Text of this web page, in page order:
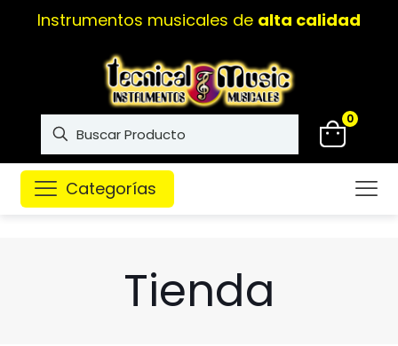
Instrumentos musicales de alta calidad
0
Categorías
Tienda